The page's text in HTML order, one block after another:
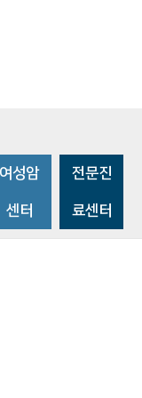
여성암
센터
전문진
료센터